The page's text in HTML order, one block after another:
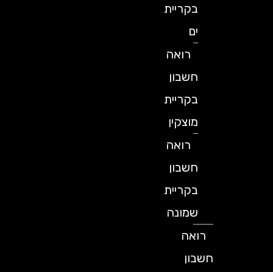
בקריית
רואה
חשבון
בקריית
מוצקין
רואה
חשבון
בקריית
שמונה
רואה
חשבון